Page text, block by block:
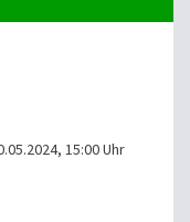
15:00 Uhr